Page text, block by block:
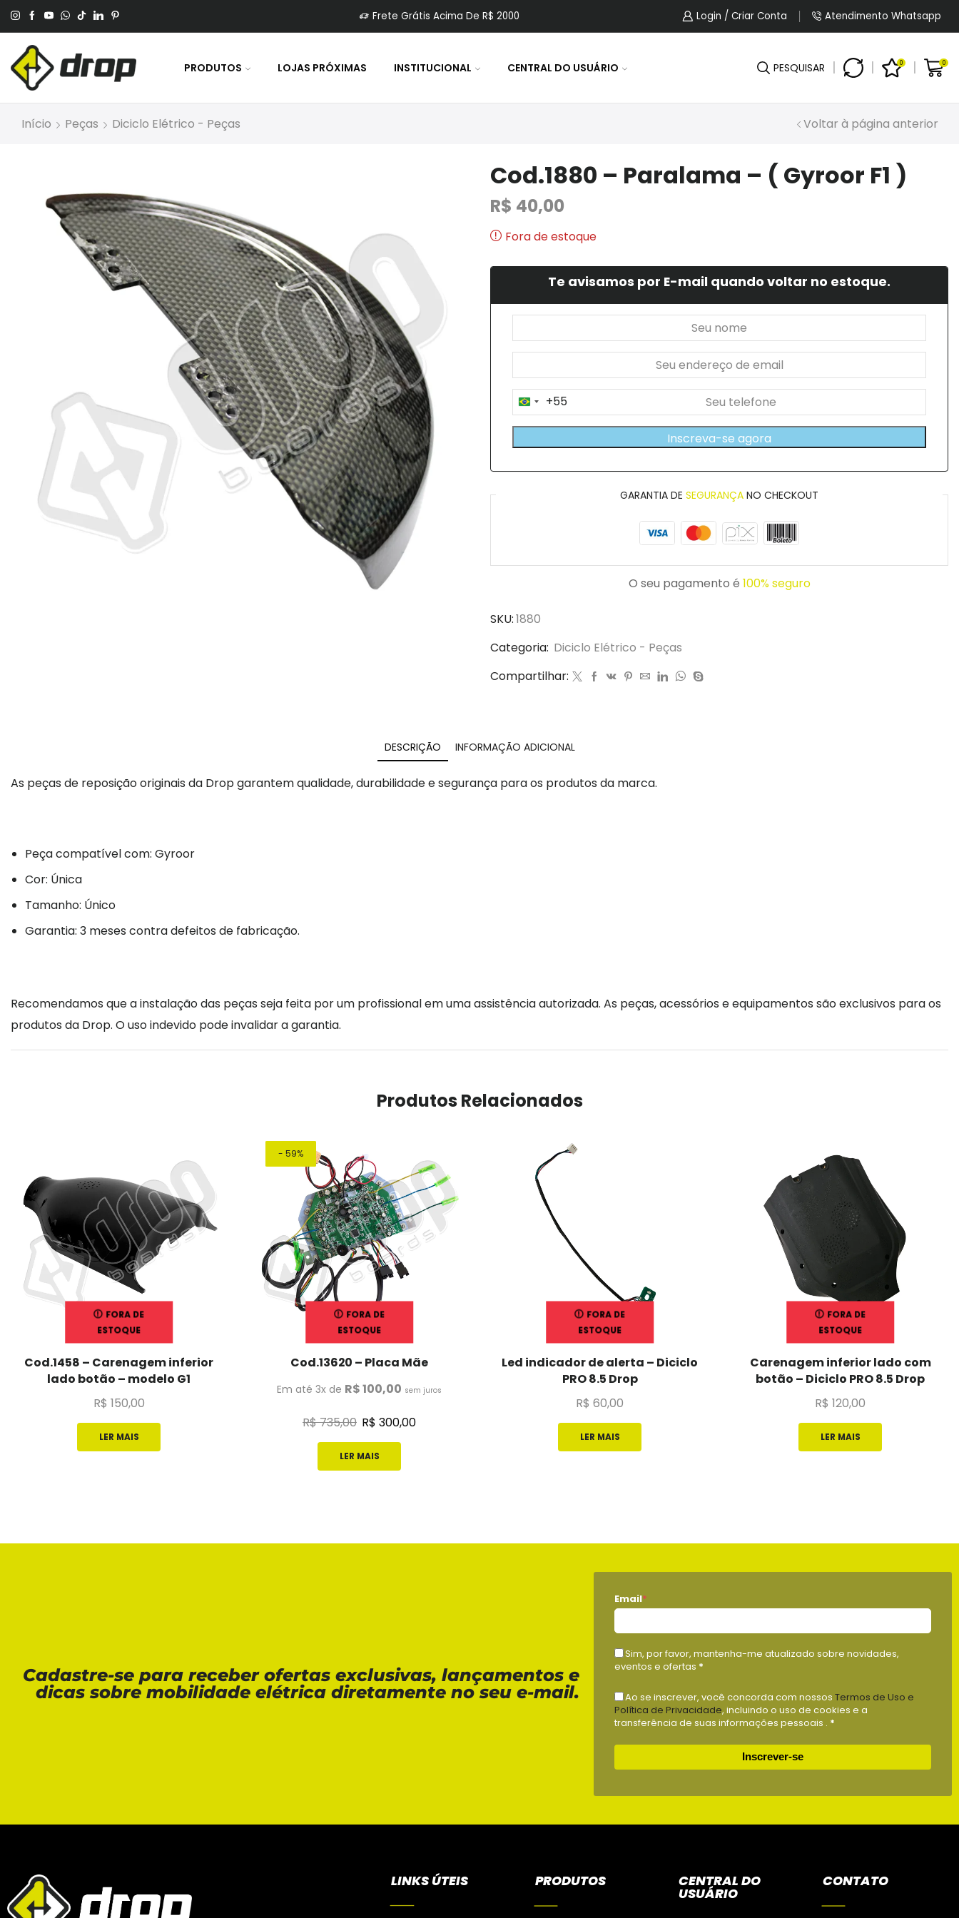
No Pagamento Por PIX Ou Boleto. Frete Grátis Acima De R$ 2000 5% OFF No Pagamento Por PIX Ou Boleto.
Login / Criar Conta Atendimento Whatsapp
PRODUTOS LOJAS PRÓXIMAS INSTITUCIONAL CENTRAL DO USUÁRIO PESQUISAR 0 0
Início Peças Diciclo Elétrico - Peças Voltar à página anterior
Cod.1880 – Paralama – ( Gyroor F1 )
R$ 40,00
Fora de estoque
Te avisamos por E-mail quando voltar no estoque.
Brazil
+55
+55
Inscreva-se agora
GARANTIA DE SEGURANÇA NO CHECKOUT
O seu pagamento é 100% seguro
SKU:1880
Categoria: Diciclo Elétrico - Peças
Compartilhar:
DESCRIÇÃO INFORMAÇÃO ADICIONAL
As peças de reposição originais da Drop garantem qualidade, durabilidade e segurança para os produtos da marca.
Peça compatível com: Gyroor
Cor: Única
Tamanho: Único
Garantia: 3 meses contra defeitos de fabricação.
Recomendamos que a instalação das peças seja feita por um profissional em uma assistência autorizada. As peças, acessórios e equipamentos são exclusivos para os
produtos da Drop. O uso indevido pode invalidar a garantia.
Produtos Relacionados
FORA DE
ESTOQUE
Cod.1458 – Carenagem inferior
lado botão – modelo G1
R$ 150,00
LER MAIS
- 59%
FORA DE
ESTOQUE
Cod.13620 – Placa Mãe
Em até 3x de R$100,00 sem juros
R$735,00 R$ 300,00
LER MAIS
FORA DE
ESTOQUE
Led indicador de alerta – Diciclo
PRO 8.5 Drop
R$ 60,00
LER MAIS
FORA DE
ESTOQUE
Carenagem inferior lado com
botão – Diciclo PRO 8.5 Drop
R$ 120,00
LER MAIS
Cadastre-se para receber ofertas exclusivas, lançamentos e
dicas sobre mobilidade elétrica diretamente no seu e-mail.
Email*
Sim, por favor, mantenha-me atualizado sobre novidades,
eventos e ofertas *
Ao se inscrever, você concorda com nossosTermos de Uso e
Política de Privacidade, incluindo o uso de cookies e a
transferência de suas informações pessoais . *
Inscrever-se
LINKS ÚTEIS PRODUTOS CENTRAL DO
USUÁRIO
CONTATO